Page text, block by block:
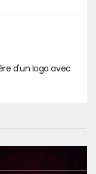
d'un logo avec